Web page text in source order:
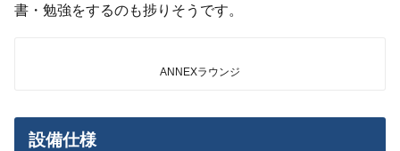
書・勉強をするのも捗りそうです。
ANNEXラウンジ
設備仕様